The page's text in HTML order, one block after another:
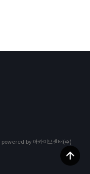
powered by 아카이브센터(주)